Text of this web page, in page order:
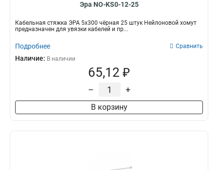
Эра NO-KS0-12-25
Кабельная стяжка ЭРА 5x300 чёрная 25 штук Нейлоновой хомут
предназначен для увязки кабелей и пр...
Подробнее Сравнить
Наличие: В наличии
65,12 ₽
– +
В корзину